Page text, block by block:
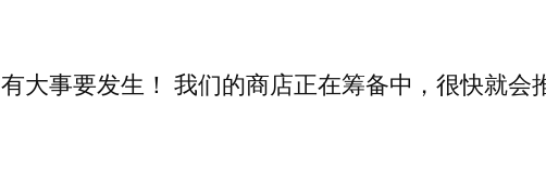
有大事要发生！ 我们的商店正在筹备中，很快就会